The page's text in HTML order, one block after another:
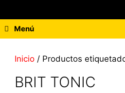
Menú
Inicio / Productos
BRIT TONIC